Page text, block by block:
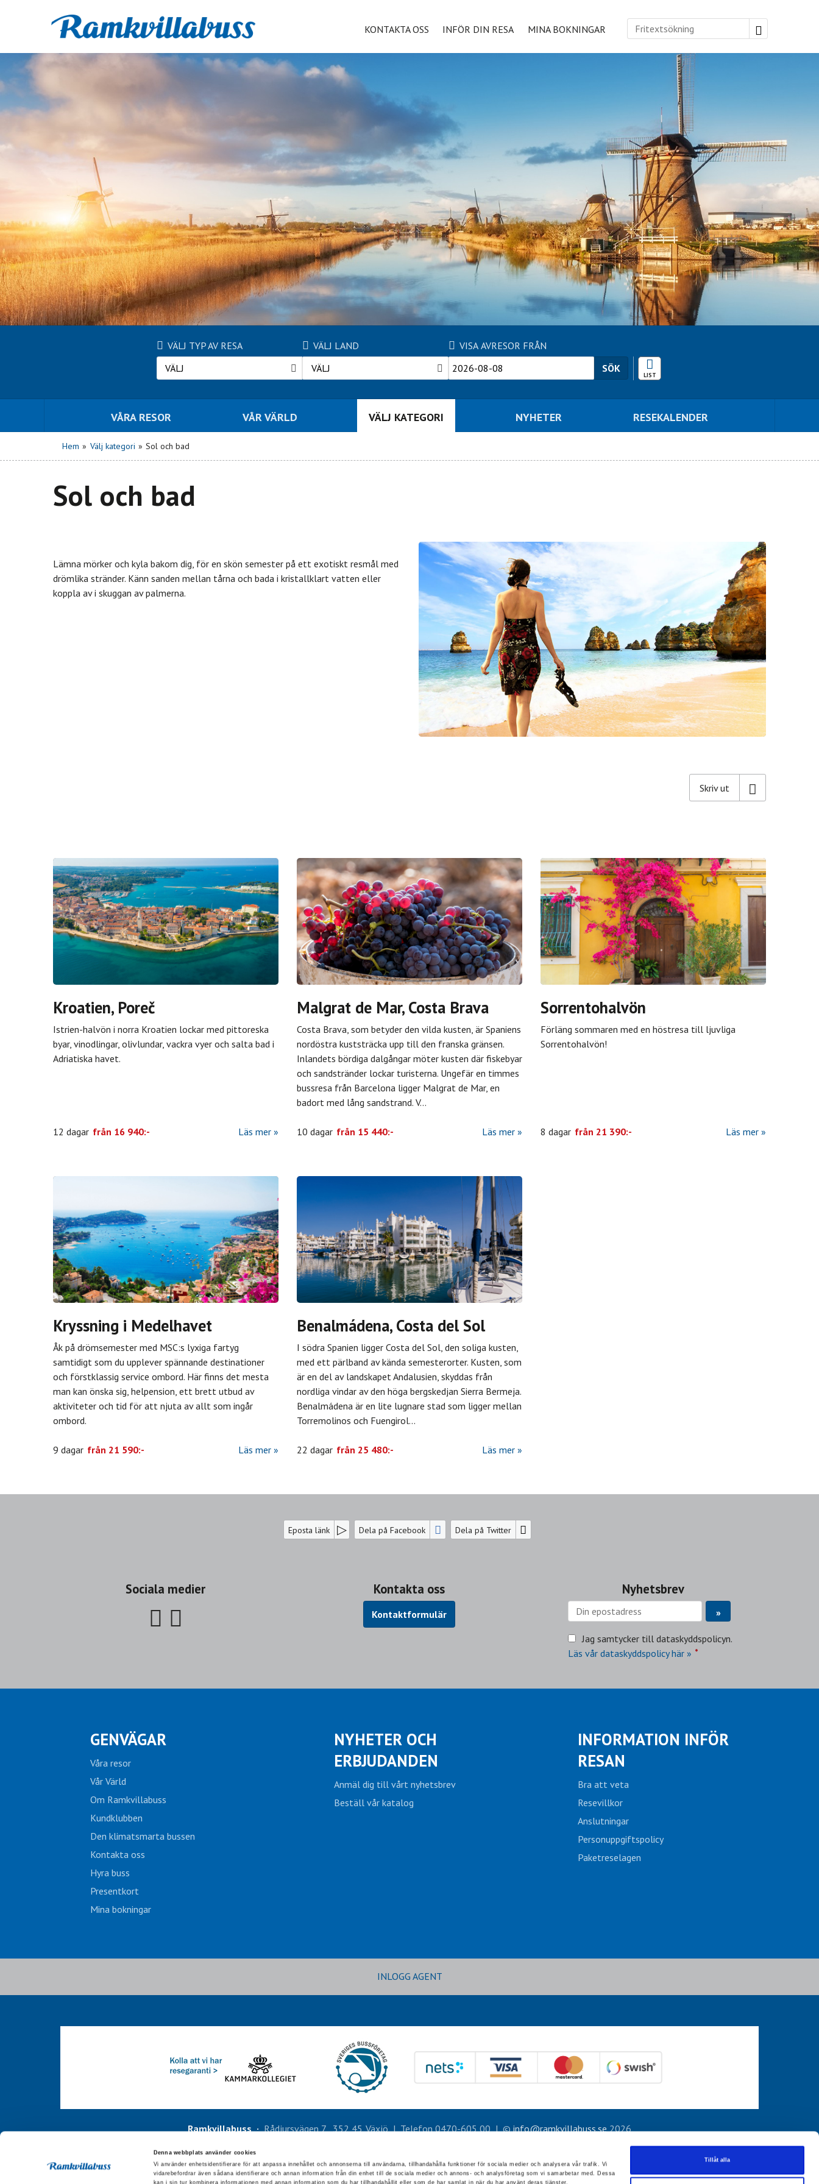
Denna webbplats använder cookies
Vi använder enhetsidentifierare för att anpassa innehållet och annonserna till användarna, tillhandahålla funktioner för sociala medier och analysera vår trafik. Vi
vidarebefordrar även sådana identifierare och annan information från din enhet till de sociala medier och annons- och analysföretag som vi samarbetar med. Dessa
kan i sin tur kombinera informationen med annan information som du har tillhandahållit eller som de har samlat in när du har använt deras tjänster.
Tillåt alla
KONTAKTA OSS INFÖR DIN RESA MINA BOKNINGAR
VÄLJ TYP AV RESA
VÄLJ
VÄLJ LAND
VÄLJ
VISA AVRESOR FRÅN
SÖK
RESEKALENDER
VÅRA RESOR VÅR VÄRLD VÄLJ KATEGORI NYHETER RESEKALENDER
Hem » Välj kategori » Sol och bad
Sol och bad
Lämna mörker och kyla bakom dig, för en skön semester på ett exotiskt resmål med
drömlika stränder. Känn sanden mellan tårna och bada i kristallklart vatten eller
koppla av i skuggan av palmerna.
Skriv ut
Kroatien, Poreč
Istrien-halvön i norra Kroatien lockar med pittoreska
byar, vinodlingar, olivlundar, vackra vyer och salta bad i
Adriatiska havet.
12 dagar från 16 940:- Läs mer
Malgrat de Mar, Costa Brava
Costa Brava, som betyder den vilda kusten, är Spaniens
nordöstra kuststräcka upp till den franska gränsen.
Inlandets bördiga dalgångar möter kusten där fiskebyar
och sandstränder lockar turisterna. Ungefär en timmes
bussresa från Barcelona ligger Malgrat de Mar, en
badort med lång sandstrand. V...
10 dagar från 15 440:- Läs mer
Sorrentohalvön
Förläng sommaren med en höstresa till ljuvliga
Sorrentohalvön!
8 dagar från 21 390:- Läs mer
Kryssning i Medelhavet
Åk på drömsemester med MSC:s lyxiga fartyg
samtidigt som du upplever spännande destinationer
och förstklassig service ombord. Här finns det mesta
man kan önska sig, helpension, ett brett utbud av
aktiviteter och tid för att njuta av allt som ingår
ombord.
9 dagar från 21 590:- Läs mer
Benalmádena, Costa del Sol
I södra Spanien ligger Costa del Sol, den soliga kusten,
med ett pärlband av kända semesterorter. Kusten, som
är en del av landskapet Andalusien, skyddas från
nordliga vindar av den höga bergskedjan Sierra Bermeja.
Benalmádena är en lite lugnare stad som ligger mellan
Torremolinos och Fuengirol...
22 dagar från 25 480:- Läs mer
Eposta länk Dela på Facebook Dela på Twitter
Sociala medier Kontakta oss
Kontaktformulär
Nyhetsbrev
Jag samtycker till dataskyddspolicyn.
Läs vår dataskyddspolicy här » *
GENVÄGAR
Våra resor
Vår Värld
Om Ramkvillabuss
Kundklubben
Den klimatsmarta bussen
Kontakta oss
Hyra buss
Presentkort
Mina bokningar
NYHETER OCH
ERBJUDANDEN
Anmäl dig till vårt nyhetsbrev
Beställ vår katalog
INFORMATION INFÖR
RESAN
Bra att veta
Resevillkor
Anslutningar
Personuppgiftspolicy
Paketreselagen
INLOGG AGENT
Ramkvillabuss Rådjursvägen 7 352 45 Växjö Telefon0470-605 00 ©info@ramkvillabuss.se2026